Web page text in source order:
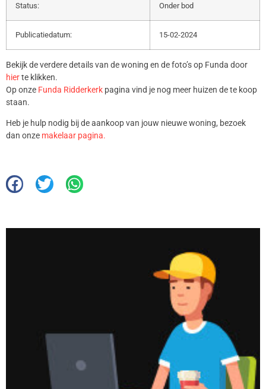
Status: Onder bod
Publicatiedatum: 15-02-2024
Bekijk de verdere details van de woning en de foto’s op Funda door
hierte klikken.
Op onze Funda Ridderkerk pagina vind je nog meer huizen de te koop
staan.
Heb je hulp nodig bij de aankoop van jouw nieuwe woning, bezoek
dan onze makelaar pagina.